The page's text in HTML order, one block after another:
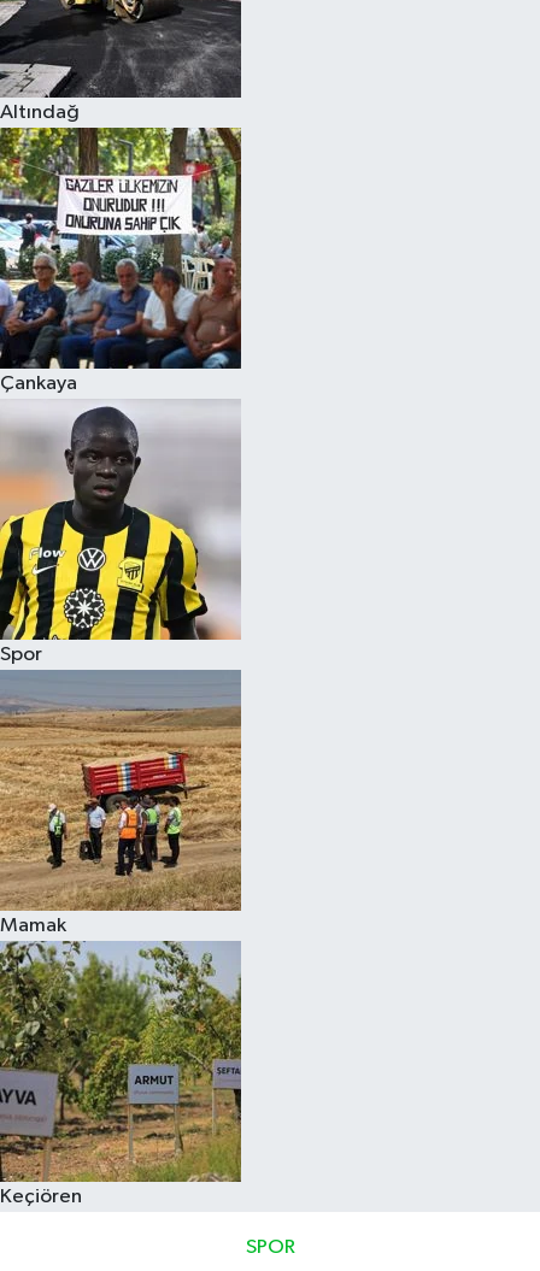
Altındağ
Çankaya
Spor
Mamak
Keçiören
SPOR